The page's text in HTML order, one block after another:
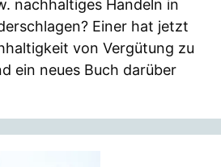
nachhaltiges Handeln in
Einer hat jetzt
von Vergütung zu
ein neues Buch darüber